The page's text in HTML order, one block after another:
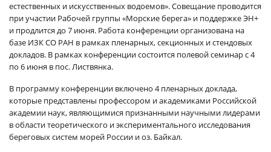
естественных и искусственных водоемов». Совещание проводится
при участии Рабочей группы «Морские берега» и поддержке ЭН+
и продлится до 7 июня. Работа конференции организована на
базе ИЗК СО РАН в рамках пленарных, секционных и стендовых
докладов. В рамках конференции состоится полевой семинар с 4
по 6 июня в пос. Листвянка.
В программу конференции включено 4 пленарных доклада,
которые представлены профессором и академиками Российской
академии наук, являющимися признанными научными лидерами
в области теоретического и экспериментального исследования
береговых систем морей России и оз. Байкал.